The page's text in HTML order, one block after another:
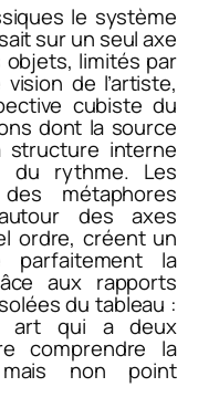
le système
sur un seul axe
limités par
de l’artiste,
cubiste du
dont la source
interne
du rythme. Les
métaphores
des axes
ordre, créent un
parfaitement la
aux rapports
du tableau :
art qui a deux
comprendre la
mais non point